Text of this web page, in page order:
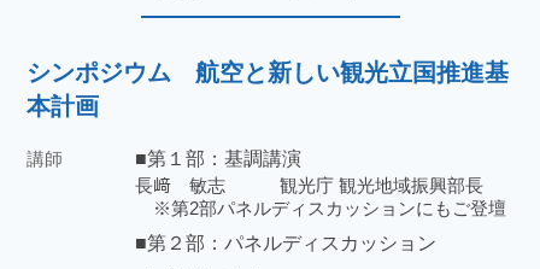
シンポジウム 航空と新しい観光立国推進基
本計画
講師
■第１部：基調講演
長﨑 敏志 観光庁 観光地域振興部長
※第2部パネルディスカッションにもご登壇
■第２部：パネルディスカッション